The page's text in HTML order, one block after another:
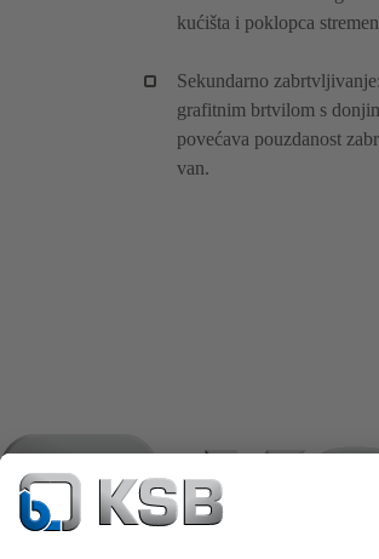
kućišta i poklopca
Sekundarno
grafitnim brtvilom s
povećava pouzdanost
van.